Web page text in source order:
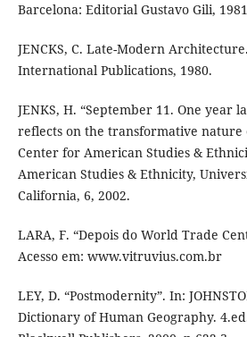
Barcelona: Editorial Gustavo Gili,
JENCKS, C. Late-Modern
International Publications, 1980.
JENKS, H. “September 11. One year
reflects on the transformative nature
Center for American Studies &
American Studies & Ethnicity,
California, 6, 2002.
LARA, F. “Depois do World Trade
Acesso em: www.vitruvius.com.br
LEY, D. “Postmodernity”. In:
Dictionary of Human Geography.